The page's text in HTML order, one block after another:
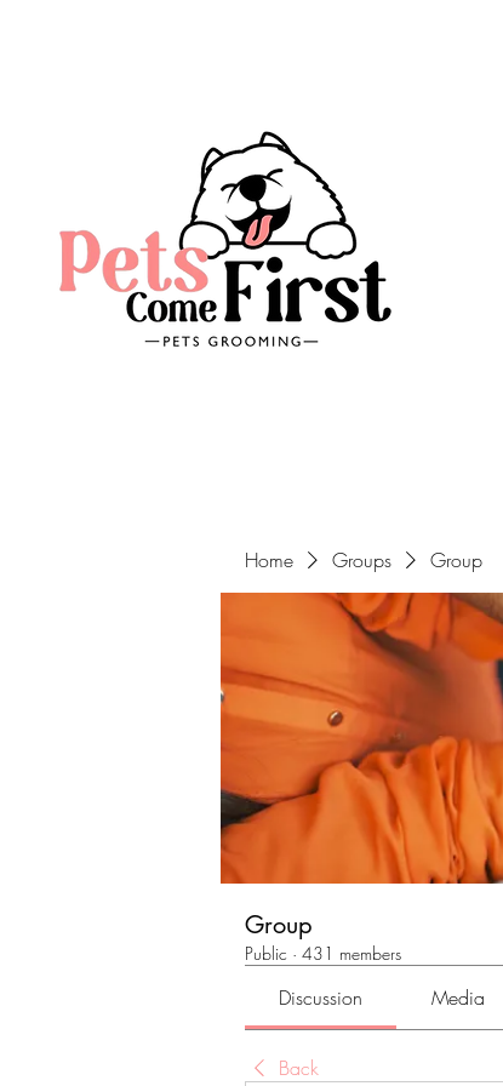
Home Groups Group
Group
Public · 431 members
Discussion Media
Back